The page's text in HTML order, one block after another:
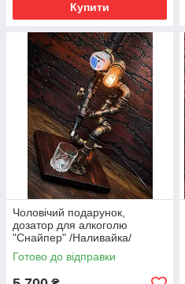
Купити
Чоловічий подарунок,
дозатор для алкоголю
"Снайпер" /Наливайка/
Подарунок на день
народження, шефа, босу,
Готово до відправки